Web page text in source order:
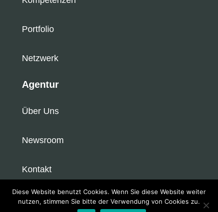
Portfolio
Netzwerk
Agentur
Über Uns
Newsroom
Kontakt
Diese Website benutzt Cookies. Wenn Sie diese Website weiter
nutzen, stimmen Sie bitte der Verwendung von Cookies zu.